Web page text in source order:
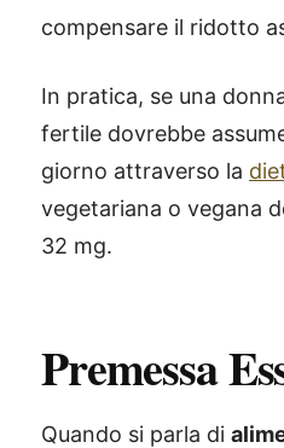
compensare il ridotto
In pratica, se una
fertile dovrebbe
giorno attraverso la
vegetariana o vegana
32 mg.
Premessa
Quando si parla di